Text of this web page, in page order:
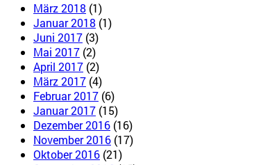
März 2018 (1)
Januar 2018 (1)
Juni 2017 (3)
Mai 2017 (2)
April 2017 (2)
März 2017 (4)
Februar 2017 (6)
Januar 2017 (15)
Dezember 2016 (16)
November 2016 (17)
Oktober 2016 (21)